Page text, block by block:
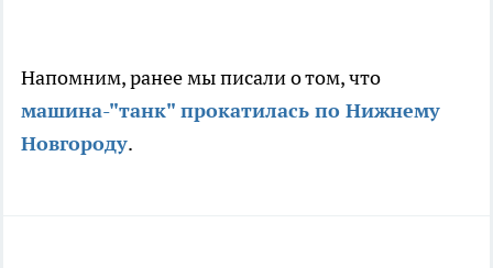
Напомним, ранее мы писали о том, что
машина-"танк" прокатилась по Нижнему
Новгороду.